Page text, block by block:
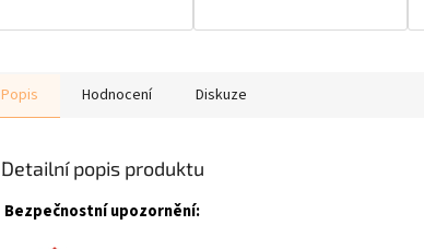
- efektivně rozpouští
- vytváří dokonalý lesk
- zanechává na povrchu
Popis Hodnocení Diskuze
Detailní popis produktu
Bezpečnostní upozornění: